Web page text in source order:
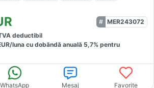
MER243072
deductibil
lunacu dobăndă anuală 5,7% pentru
WhatsApp Mesaj Favorite